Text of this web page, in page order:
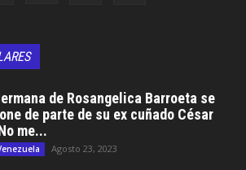
de Rosangelica Barroeta se
de parte de su ex cuñado César
me...
Agosto 23, 2023